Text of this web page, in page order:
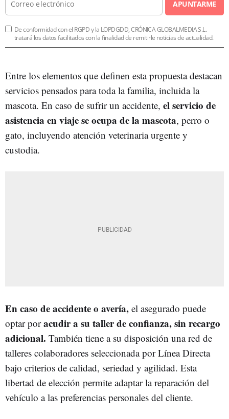
APUNTARME
De conformidad con el RGPD y la LOPDGDD, CRÓNICA GLOBALMEDIA S.L.
tratará los datos facilitados con la finalidad de remitirle noticias de actualidad.
Entre los elementos que definen esta propuesta destacan
servicios pensados para toda la familia, incluida la
mascota. En caso de sufrir un accidente, el servicio de
asistencia en viaje se ocupa de la mascota, perro o
gato, incluyendo atención veterinaria urgente y
custodia.
En caso de accidente o avería, el asegurado puede
optar poracudir a su taller de confianza, sin recargo
adicional. También tiene a su disposición una red de
talleres colaboradores seleccionada por Línea Directa
bajo criterios de calidad, seriedad y agilidad. Esta
libertad de elección permite adaptar la reparación del
vehículo a las preferencias personales del cliente.